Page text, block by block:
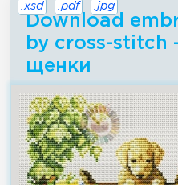
Download
by cross-stitch
щенки
.xsd .pdf .jpg